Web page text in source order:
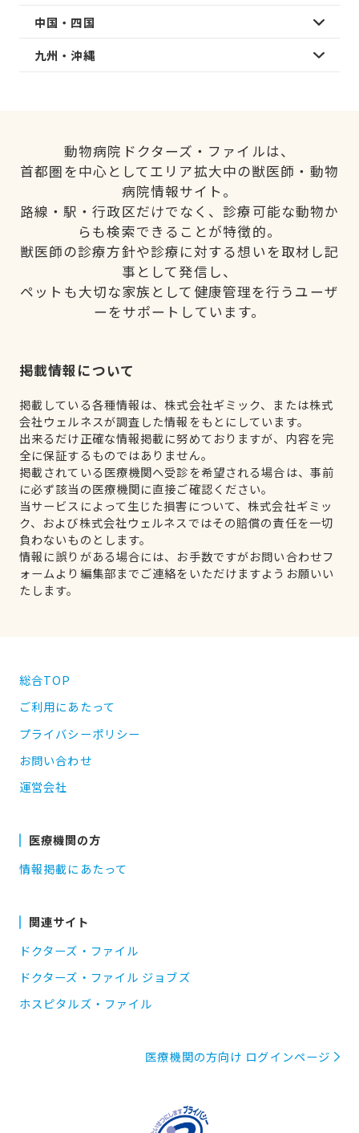
中国・四国
九州・沖縄
動物病院ドクターズ・ファイルは、
首都圏を中心としてエリア拡大中の獣医師・動物
病院情報サイト。
路線・駅・行政区だけでなく、診療可能な動物か
らも検索できることが特徴的。
獣医師の診療方針や診療に対する想いを取材し記
事として発信し、
ペットも大切な家族として健康管理を行うユーザ
ーをサポートしています。
掲載情報について
掲載している各種情報は、株式会社ギミック、または株式
会社ウェルネスが調査した情報をもとにしています。
出来るだけ正確な情報掲載に努めておりますが、内容を完
全に保証するものではありません。
掲載されている医療機関へ受診を希望される場合は、事前
に必ず該当の医療機関に直接ご確認ください。
当サービスによって生じた損害について、株式会社ギミッ
ク、および株式会社ウェルネスではその賠償の責任を一切
負わないものとします。
情報に誤りがある場合には、お手数ですがお問い合わせフ
ォームより編集部までご連絡をいただけますようお願いい
たします。
総合TOP
ご利用にあたって
プライバシーポリシー
お問い合わせ
運営会社
医療機関の方
情報掲載にあたって
関連サイト
ドクターズ・ファイル
ドクターズ・ファイル ジョブズ
ホスピタルズ・ファイル
医療機関の方向け ログインページ